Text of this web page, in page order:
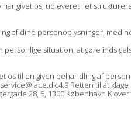
givet os, udleveret i et
af dine personoplysninger,
situation, at gøre
os til en given behandling af
Retten til at klage
28, 5, 1300 København K